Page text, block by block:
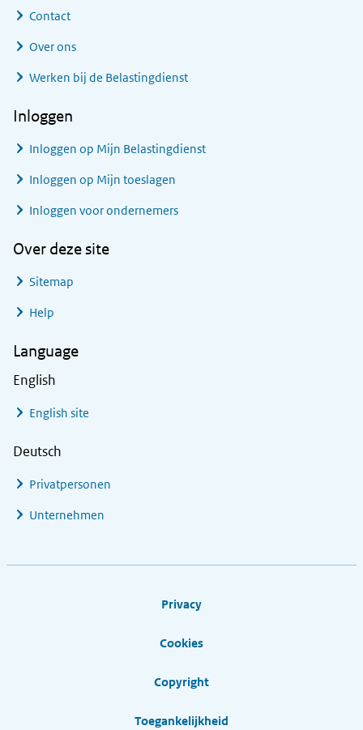
Contact
Over ons
Werken bij de Belastingdienst
Inloggen
Inloggen op Mijn Belastingdienst
Inloggen op Mijn toeslagen
Inloggen voor ondernemers
Over deze site
Sitemap
Help
Language
English
English site
Deutsch
Privatpersonen
Unternehmen
Privacy
Cookies
Copyright
Toegankelijkheid